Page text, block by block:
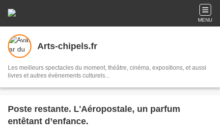
MENU
Arts-chipels.fr
Les meilleurs spectacles du moment, théâtre, cinéma, expositions, et aussi
livres et autres évènements culturels...
Poste restante. L'Aéropostale, un parfum
entêtant d’enfance.